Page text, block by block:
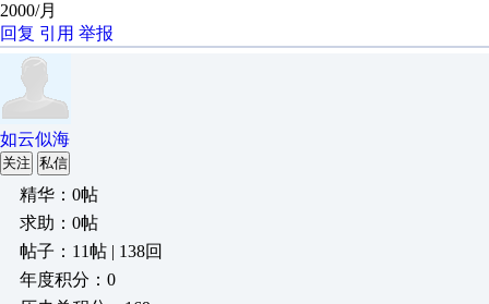
2000/月
回复 引用 举报
如云似海
关注 私信
精华：0帖
求助：0帖
帖子：11帖 | 138回
年度积分：0